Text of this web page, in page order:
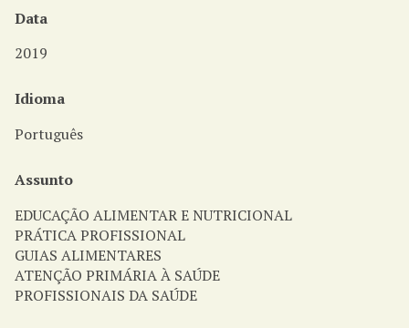
Data
2019
Idioma
Português
Assunto
EDUCAÇÃO ALIMENTAR E NUTRICIONAL
PRÁTICA PROFISSIONAL
GUIAS ALIMENTARES
ATENÇÃO PRIMÁRIA À SAÚDE
PROFISSIONAIS DA SAÚDE